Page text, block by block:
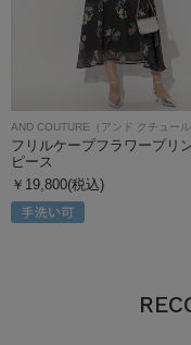
AND COUTURE（アンド クチュール
フリルケープフラワープリ
ピース
￥19,800(税込)